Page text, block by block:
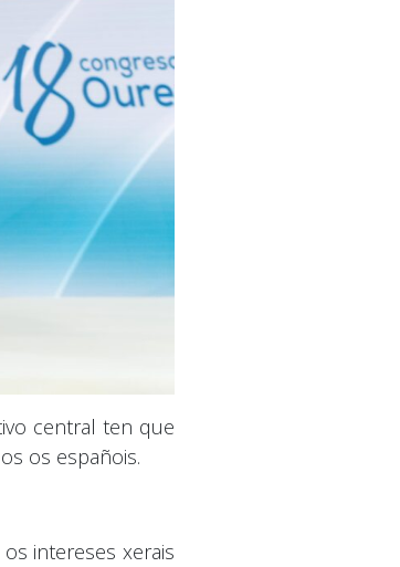
central ten que
os españois.
intereses xerais